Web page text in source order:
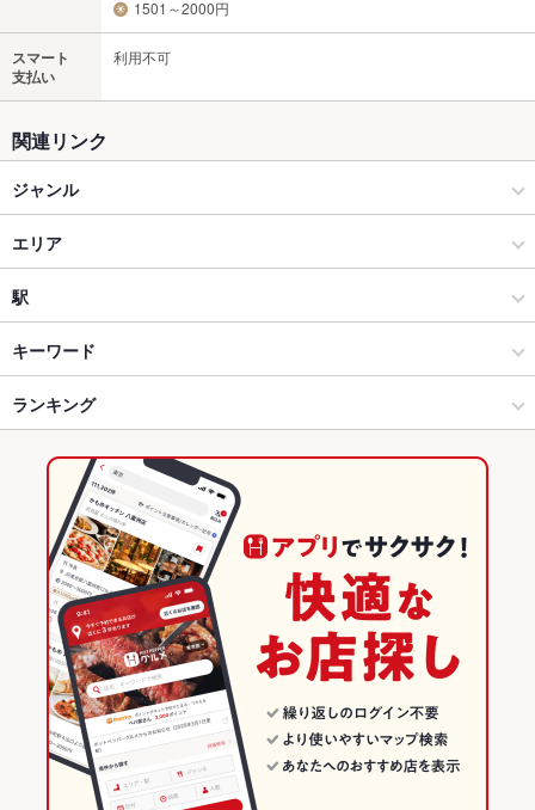
1501～2000円
スマート
支払い
利用不可
関連リンク
ジャンル
イタリアン・フレンチ
フレンチ
秋田市 × イタリアン・フレンチ
秋田市 × フレンチ
秋田駅 × イタリアン・フレンチ
秋田駅 × フレンチ
エリア
秋田駅
秋田駅 × イタリアン・フレンチ
秋田駅 × フレンチ
秋田 × イタリアン・フレンチ
秋田 × フレンチ
駅
秋田駅
キーワード
エビ料理
ランキング
秋田のグルメランキング
秋田のイタリアン・フレンチランキング
秋田市のグルメランキング
秋田市のイタリアン・フレンチランキング
秋田駅のグルメランキング
秋田駅のイタリアン・フレンチランキング